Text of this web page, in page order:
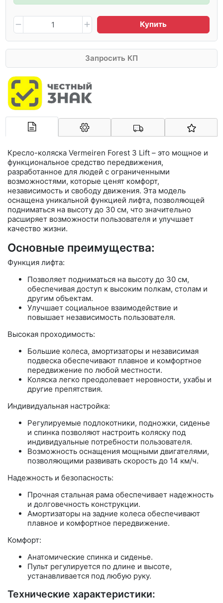
Купить
Запросить КП
Арконт-Мед
Кресло-коляска Vermeiren Forest 3 Lift – это мощное и
функциональное средство передвижения,
разработанное для людей с ограниченными
возможностями, которые ценят комфорт,
независимость и свободу движения. Эта модель
оснащена уникальной функцией лифта, позволяющей
подниматься на высоту до 30 см, что значительно
расширяет возможности пользователя и улучшает
качество жизни.
Основные преимущества:
Функция лифта:
Позволяет подниматься на высоту до 30 см,
обеспечивая доступ к высоким полкам, столам и
другим объектам.
Улучшает социальное взаимодействие и
повышает независимость пользователя.
Высокая проходимость:
Большие колеса, амортизаторы и независимая
подвеска обеспечивают плавное и комфортное
передвижение по любой местности.
Коляска легко преодолевает неровности, ухабы и
другие препятствия.
Индивидуальная настройка:
Регулируемые подлокотники, подножки, сиденье
и спинка позволяют настроить коляску под
индивидуальные потребности пользователя.
Возможность оснащения мощными двигателями,
позволяющими развивать скорость до 14 км/ч.
Надежность и безопасность:
Прочная стальная рама обеспечивает надежность
и долговечность конструкции.
Амортизаторы на задние колеса обеспечивают
плавное и комфортное передвижение.
Комфорт:
Анатомические спинка и сиденье.
Пульт регулируется по длине и высоте,
устанавливается под любую руку.
Технические характеристики: